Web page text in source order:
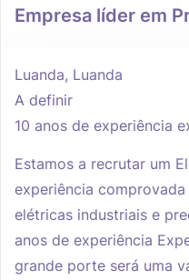
Empresa líder em
Luanda, Luanda
A definir
10 anos de experiência
Estamos a recrutar um
experiência
elétricas industriais e
anos de experiência
grande porte será uma